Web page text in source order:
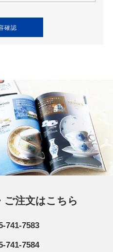
ご注文はこちら
741-7583
741-7584